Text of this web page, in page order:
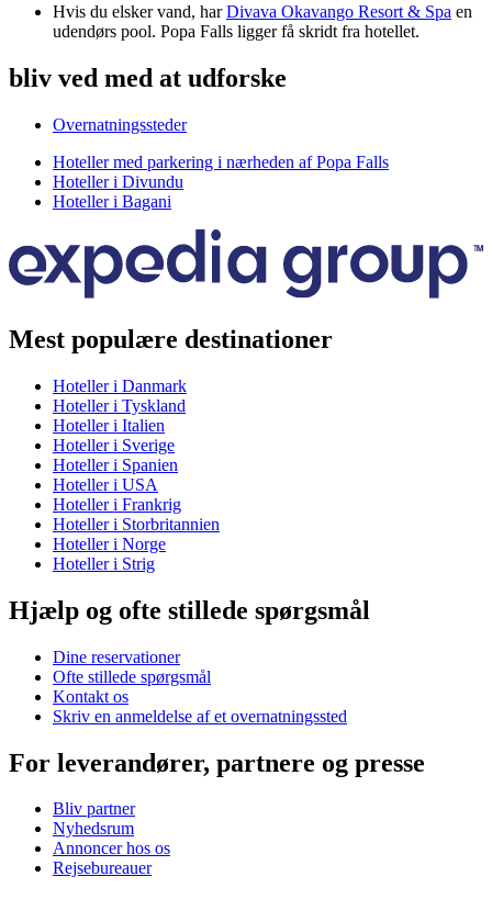
Hvis du elsker vand, harDivava Okavango Resort & Spa en
udendørs pool. Popa Falls ligger få skridt fra hotellet.
bliv ved med at udforske
Overnatningssteder
Hoteller med parkering i nærheden af Popa Falls
Hoteller i Divundu
Hoteller i Bagani
Mest populære destinationer
Hoteller i Danmark
Hoteller i Tyskland
Hoteller i Italien
Hoteller i Sverige
Hoteller i Spanien
Hoteller i USA
Hoteller i Frankrig
Hoteller i Storbritannien
Hoteller i Norge
Hoteller i Strig
Hjælp og ofte stillede spørgsmål
Dine reservationer
Ofte stillede spørgsmål
Kontakt os
Skriv en anmeldelse af et overnatningssted
For leverandører, partnere og presse
Bliv partner
Nyhedsrum
Annoncer hos os
Rejsebureauer